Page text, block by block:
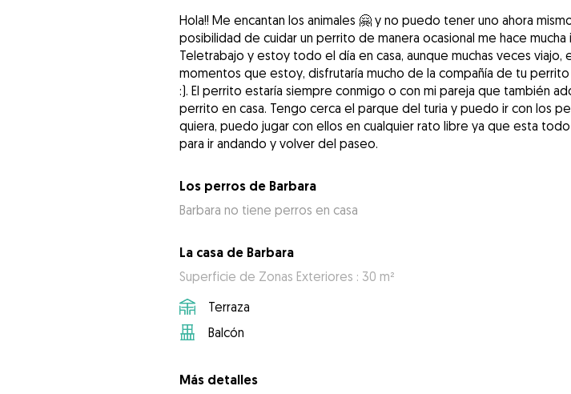
Hola!! Me encantan los animales 🤗 y no puedo tener uno ahora
posibilidad de cuidar un perrito de manera ocasional me hace mucha
Teletrabajo y estoy todo el día en casa, aunque muchas veces viajo,
momentos que estoy, disfrutaría mucho de la compañía de tu perrito
:). El perrito estaría siempre conmigo o con mi pareja que también
perrito en casa. Tengo cerca el parque del turia y puedo ir con los
quiera, puedo jugar con ellos en cualquier rato libre ya que esta
para ir andando y volver del paseo.
Los perros de Barbara
Barbara no tiene perros en casa
La casa de Barbara
Superficie de Zonas Exteriores : 30 m²
Terraza
Balcón
Más detalles